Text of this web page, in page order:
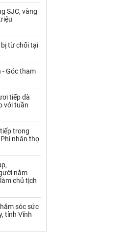
bón
SJC, vàng
bị từ chối tại
- Góc tham
tiếp đà
với tuần
trong
nhân thọ
nắm
chủ tịch
sóc sức
tỉnh Vĩnh